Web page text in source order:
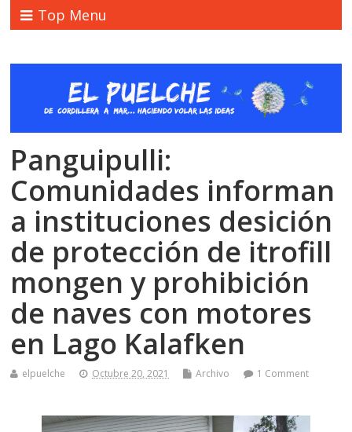
Top Menu
Panguipulli:
Comunidades informan
a instituciones desición
de protección de itrofill
mongen y prohibición
de naves con motores
en Lago Kalafken
elpuelche Octubre 20, 2021 Archivo 1 Comment